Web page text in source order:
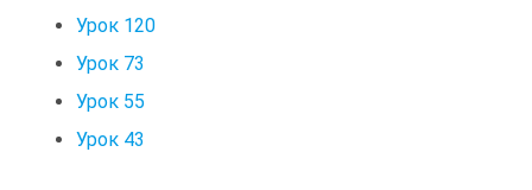
Урок 120
Урок 73
Урок 55
Урок 43